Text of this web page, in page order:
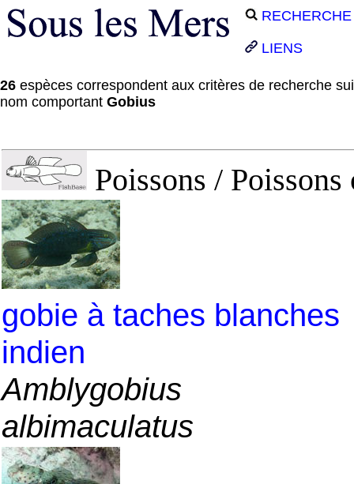
RECHERCHE
LIENS
26 espèces correspondent aux critères de recherche
nom comportant Gobius
Poissons /
gobie à taches blanches
indien
Amblygobius
albimaculatus